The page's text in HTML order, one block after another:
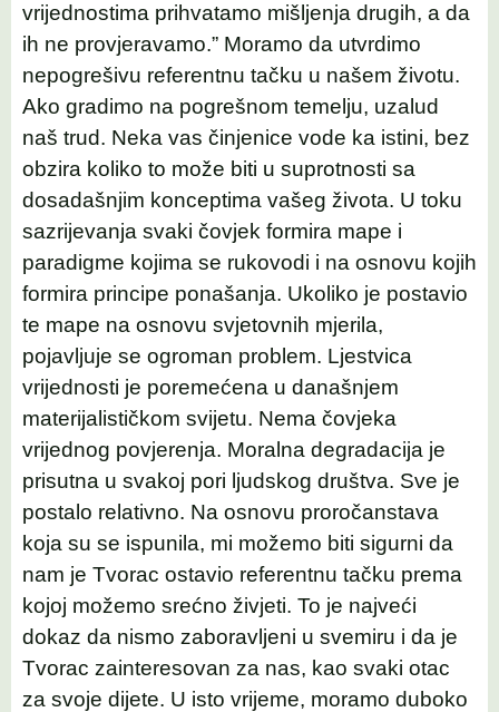
vrijednostima prihvatamo mišljenja drugih, a da
ih ne provjeravamo.” Moramo da utvrdimo
nepogrešivu referentnu tačku u našem životu.
Ako gradimo na pogrešnom temelju, uzalud
naš trud. Neka vas činjenice vode ka istini, bez
obzira koliko to može biti u suprotnosti sa
dosadašnjim konceptima vašeg života. U toku
sazrijevanja svaki čovjek formira mape i
paradigme kojima se rukovodi i na osnovu kojih
formira principe ponašanja. Ukoliko je postavio
te mape na osnovu svjetovnih mjerila,
pojavljuje se ogroman problem. Ljestvica
vrijednosti je poremećena u današnjem
materijalističkom svijetu. Nema čovjeka
vrijednog povjerenja. Moralna degradacija je
prisutna u svakoj pori ljudskog društva. Sve je
postalo relativno. Na osnovu proročanstava
koja su se ispunila, mi možemo biti sigurni da
nam je Tvorac ostavio referentnu tačku prema
kojoj možemo srećno živjeti. To je najveći
dokaz da nismo zaboravljeni u svemiru i da je
Tvorac zainteresovan za nas, kao svaki otac
za svoje dijete. U isto vrijeme, moramo duboko